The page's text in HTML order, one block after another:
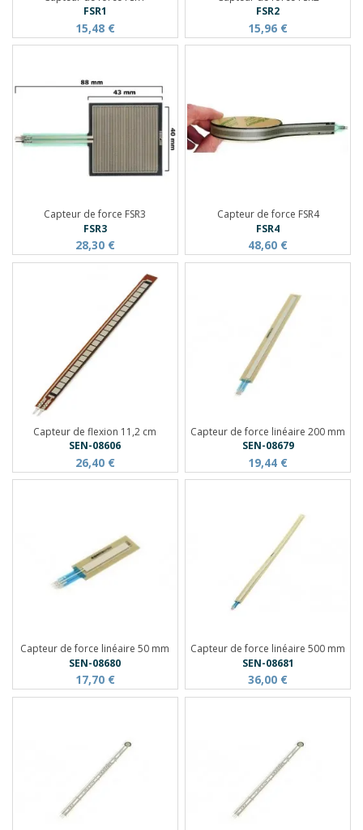
FSR1
15,48 €
FSR2
15,96 €
Capteur de force FSR3
FSR3
28,30 €
Capteur de force FSR4
FSR4
48,60 €
Capteur de flexion 11,2 cm
SEN-08606
26,40 €
Capteur de force linéaire 200 mm
SEN-08679
19,44 €
Capteur de force linéaire 50 mm
SEN-08680
17,70 €
Capteur de force linéaire 500 mm
SEN-08681
36,00 €